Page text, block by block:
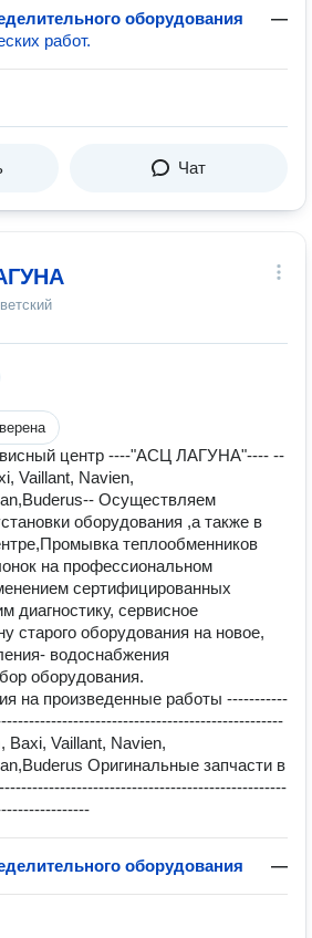
оборудования
—
работ.
Чат
центр ----"АСЦ ЛАГУНА"---- --
Vaillant, Navien,
Осуществляем
оборудования ,а также в
теплообменников
на профессиональном
сертифицированных
диагностику, сервисное
старого оборудования на новое,
водоснабжения
оборудования.
на произведенные работы -----------
Baxi, Vaillant, Navien,
Оригинальные запчасти в
оборудования —